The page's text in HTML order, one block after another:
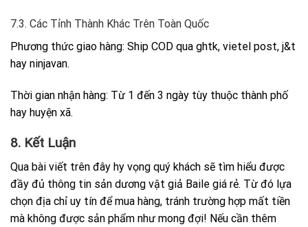
7.3. Các Tỉnh Thành Khác Trên Toàn Quốc
Phương thức giao hàng: Ship COD qua ghtk, vietel post, j&t
hay ninjavan.
Thời gian nhận hàng: Từ 1 đến 3 ngày tùy thuộc thành phố
hay huyện xã.
8. Kết Luận
Qua bài viết trên đây hy vọng quý khách sẽ tìm hiểu được
đầy đủ thông tin sản dương vật giả Baile giá rẻ. Từ đó lựa
chọn địa chỉ uy tín để mua hàng, tránh trường hợp mất tiền
mà không được sản phẩm như mong đợi! Nếu cần thêm